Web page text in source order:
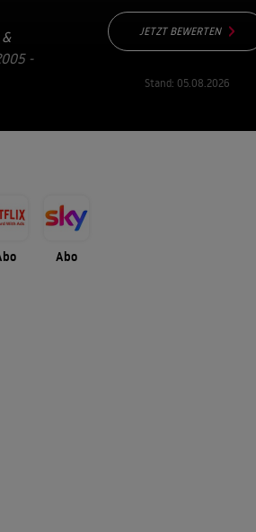
-
JETZT BEWERTEN
Stand: 05.08.2026
Abo